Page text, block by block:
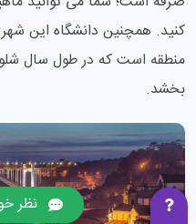
کنید. همچنین دانشگاه این
منطقه است که در طول سال
بخشد.
نظر